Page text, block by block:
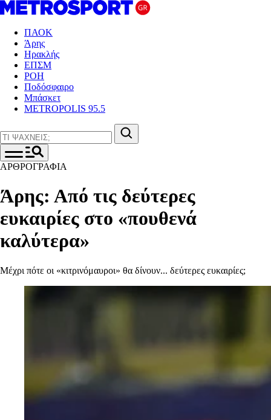
ΠΑΟΚ
Άρης
Ηρακλής
ΕΠΣΜ
ΡΟΗ
Ποδόσφαιρο
Μπάσκετ
METROPOLIS 95.5
ΑΡΘΡΟΓΡΑΦΙΑ
Άρης: Από τις δεύτερες
ευκαιρίες στο «πουθενά
καλύτερα»
Μέχρι πότε οι «κιτρινόμαυροι» θα δίνουν... δεύτερες ευκαιρίες;